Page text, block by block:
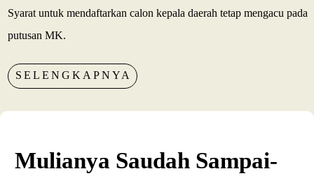
Syarat untuk mendaftarkan calon kepala daerah tetap mengacu pada
putusan MK.
SELENGKAPNYA
Mulianya Saudah Sampai-